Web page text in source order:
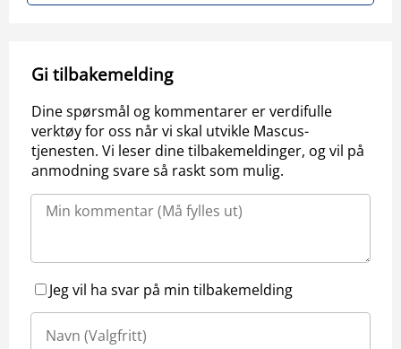
Gi tilbakemelding
Dine spørsmål og kommentarer er verdifulle
verktøy for oss når vi skal utvikle Mascus-
tjenesten. Vi leser dine tilbakemeldinger, og vil på
anmodning svare så raskt som mulig.
Jeg vil ha svar på min tilbakemelding